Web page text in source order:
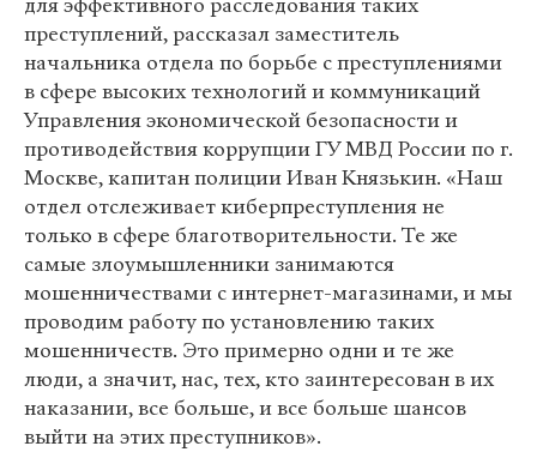
преступлений, рассказал заместитель
начальника отдела по борьбе с преступлениями
в сфере высоких технологий и коммуникаций
Управления экономической безопасности и
противодействия коррупции ГУ МВД России по г.
Москве, капитан полиции Иван Князькин. «Наш
отдел отслеживает киберпреступления не
только в сфере благотворительности. Те же
самые злоумышленники занимаются
мошенничествами с интернет-магазинами, и мы
проводим работу по установлению таких
мошенничеств. Это примерно одни и те же
люди, а значит, нас, тех, кто заинтересован в их
наказании, все больше, и все больше шансов
выйти на этих преступников».